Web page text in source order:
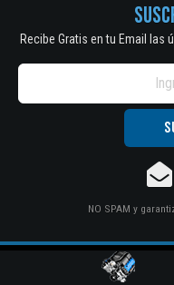
Recibe Gratis en tu Email
NO SPAM y